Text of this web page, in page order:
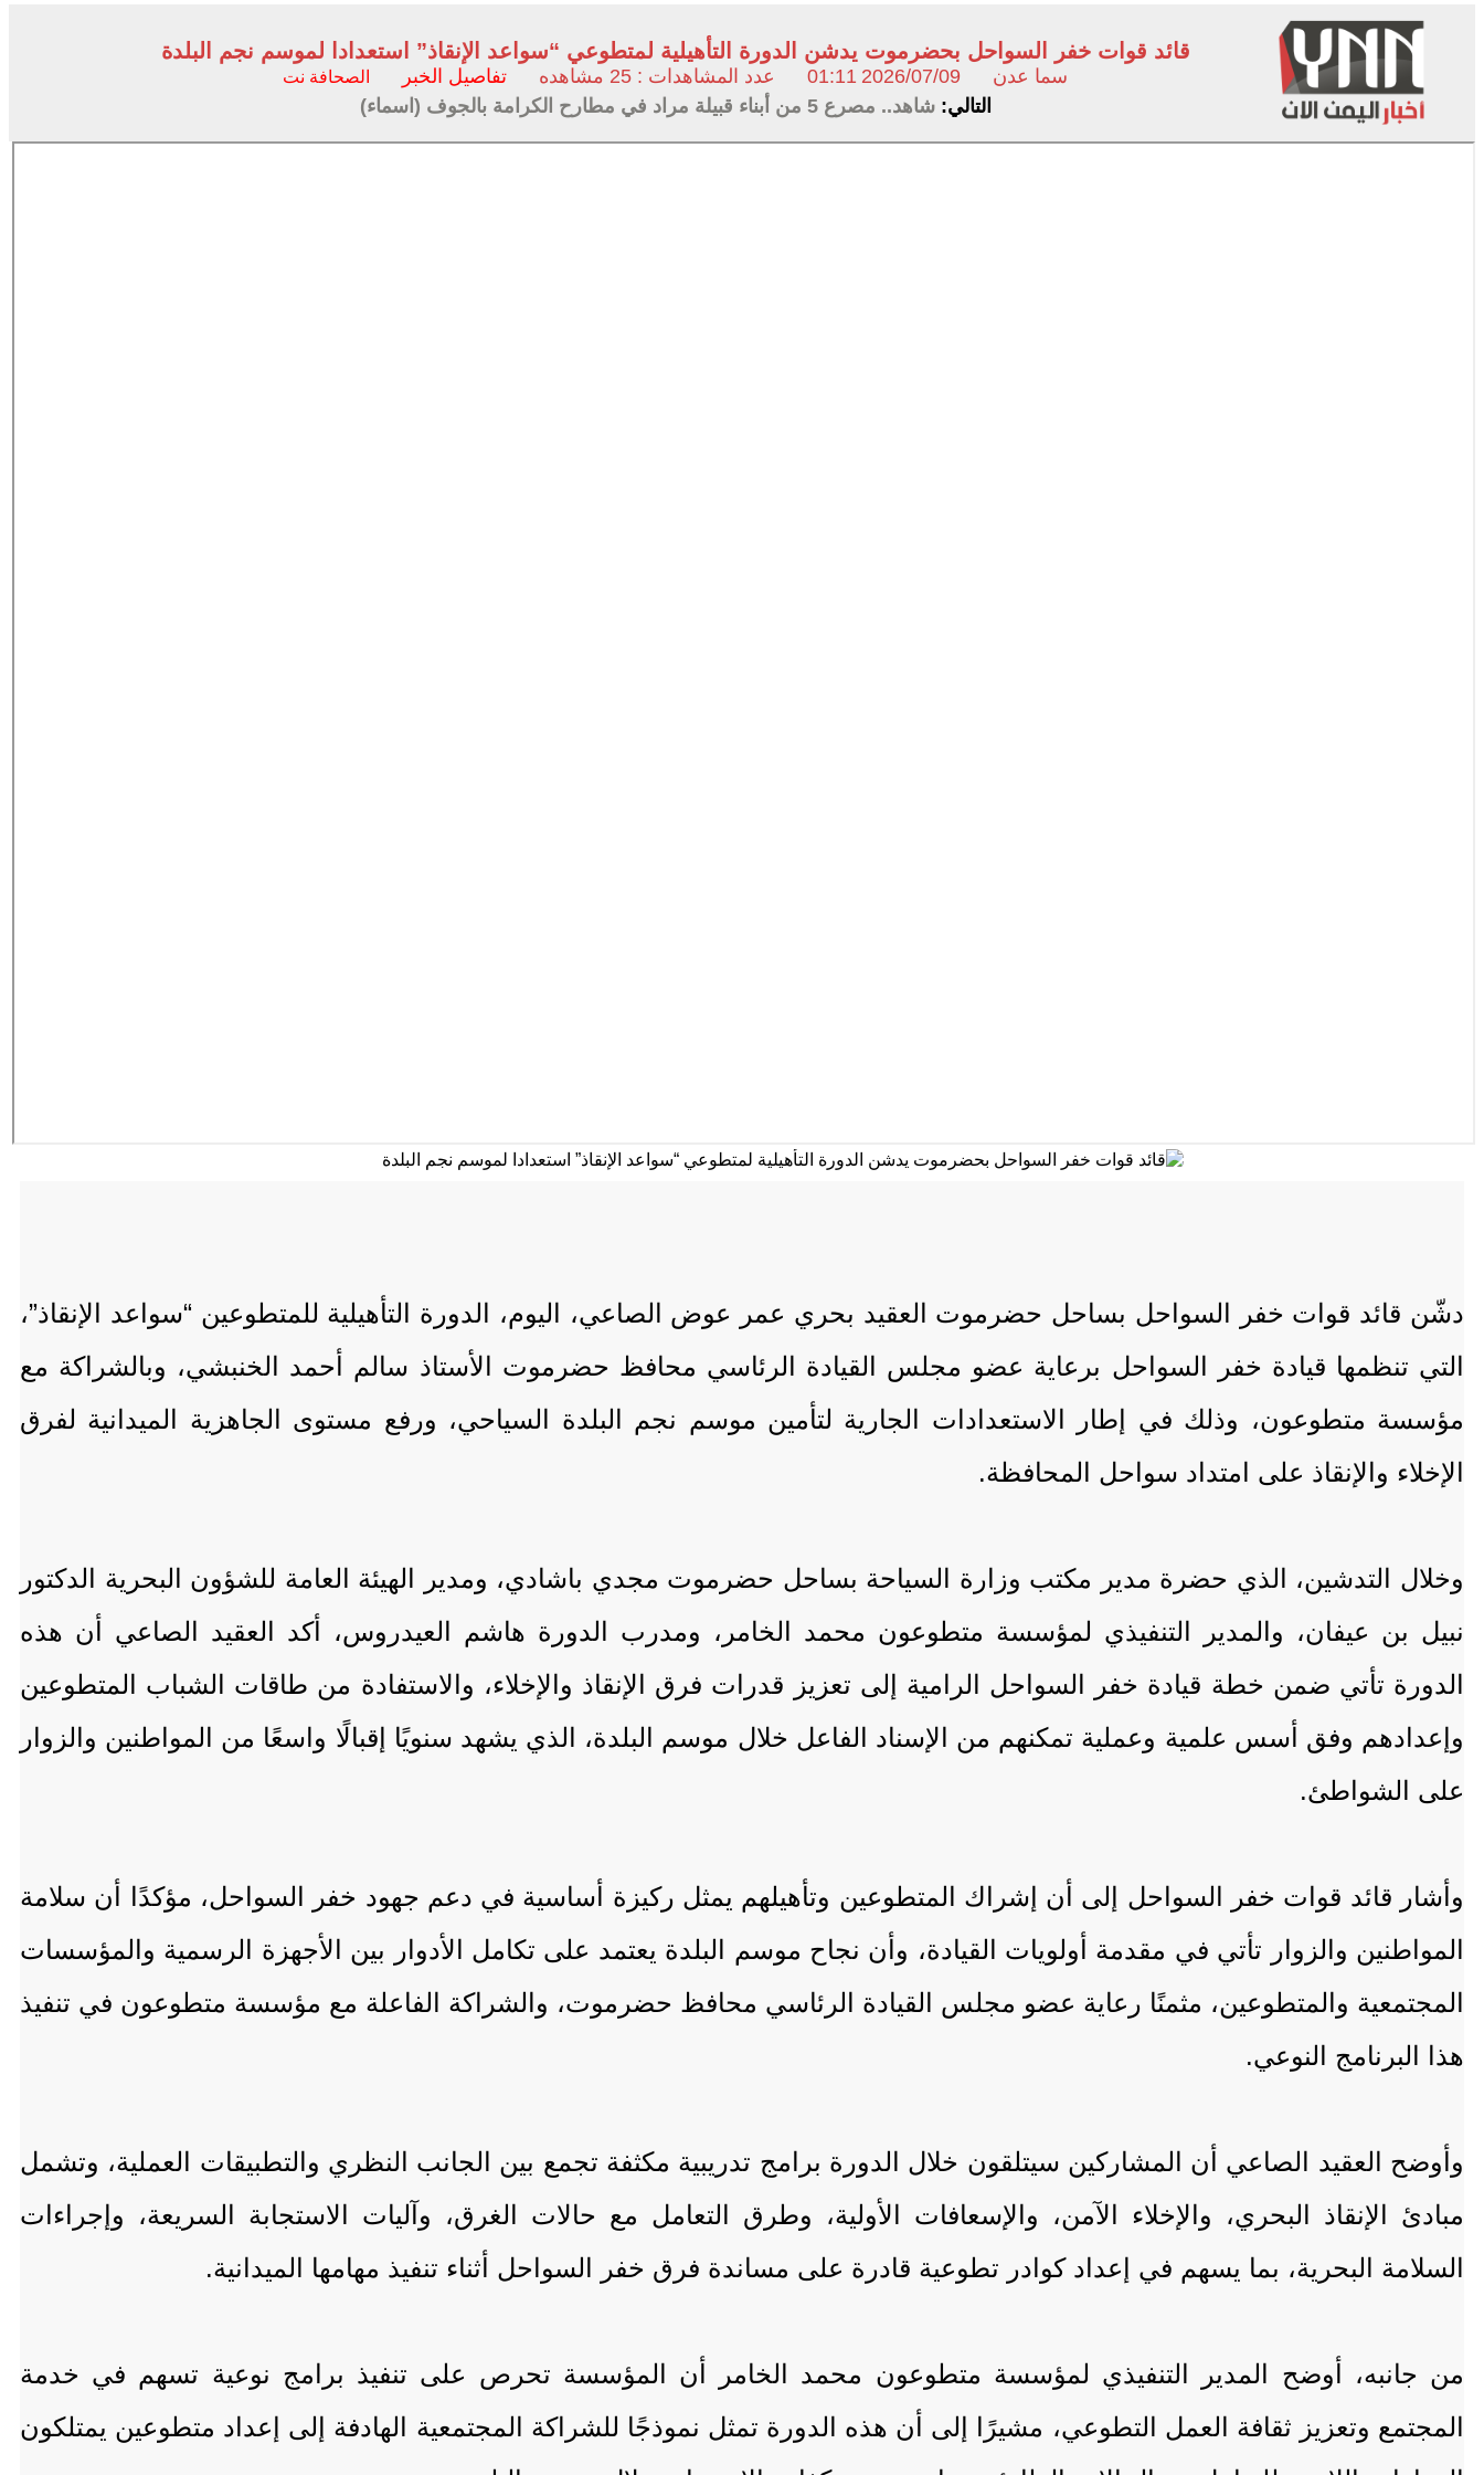
قائد قوات خفر السواحل بحضرموت يدشن الدورة التأهيلية لمتطوعي “سواعد الإنقاذ” استعدادا لموسم نجم البلدة
سما عدن 2026/07/09
01:11 عدد المشاهدات : 25 مشاهده تفاصيل الخبر الصحافة نت
التالي:شاهد.. مصرع 5 من أبناء قبيلة مراد في مطارح الكرامة بالجوف (اسماء)
دشّن قائد قوات خفر السواحل بساحل حضرموت العقيد بحري عمر عوض الصاعي، اليوم، الدورة التأهيلية للمتطوعين “سواعد الإنقاذ”،
التي تنظمها قيادة خفر السواحل برعاية عضو مجلس القيادة الرئاسي محافظ حضرموت الأستاذ سالم أحمد الخنبشي، وبالشراكة مع
مؤسسة متطوعون، وذلك في إطار الاستعدادات الجارية لتأمين موسم نجم البلدة السياحي، ورفع مستوى الجاهزية الميدانية لفرق
الإخلاء والإنقاذ على امتداد سواحل المحافظة.
وخلال التدشين، الذي حضرة مدير مكتب وزارة السياحة بساحل حضرموت مجدي باشادي، ومدير الهيئة العامة للشؤون البحرية الدكتور
نبيل بن عيفان، والمدير التنفيذي لمؤسسة متطوعون محمد الخامر، ومدرب الدورة هاشم العيدروس، أكد العقيد الصاعي أن هذه
الدورة تأتي ضمن خطة قيادة خفر السواحل الرامية إلى تعزيز قدرات فرق الإنقاذ والإخلاء، والاستفادة من طاقات الشباب المتطوعين
وإعدادهم وفق أسس علمية وعملية تمكنهم من الإسناد الفاعل خلال موسم البلدة، الذي يشهد سنويًا إقبالًا واسعًا من المواطنين والزوار
على الشواطئ.
وأشار قائد قوات خفر السواحل إلى أن إشراك المتطوعين وتأهيلهم يمثل ركيزة أساسية في دعم جهود خفر السواحل، مؤكدًا أن سلامة
المواطنين والزوار تأتي في مقدمة أولويات القيادة، وأن نجاح موسم البلدة يعتمد على تكامل الأدوار بين الأجهزة الرسمية والمؤسسات
المجتمعية والمتطوعين، مثمنًا رعاية عضو مجلس القيادة الرئاسي محافظ حضرموت، والشراكة الفاعلة مع مؤسسة متطوعون في تنفيذ
هذا البرنامج النوعي.
وأوضح العقيد الصاعي أن المشاركين سيتلقون خلال الدورة برامج تدريبية مكثفة تجمع بين الجانب النظري والتطبيقات العملية، وتشمل
مبادئ الإنقاذ البحري، والإخلاء الآمن، والإسعافات الأولية، وطرق التعامل مع حالات الغرق، وآليات الاستجابة السريعة، وإجراءات
السلامة البحرية، بما يسهم في إعداد كوادر تطوعية قادرة على مساندة فرق خفر السواحل أثناء تنفيذ مهامها الميدانية.
من جانبه، أوضح المدير التنفيذي لمؤسسة متطوعون محمد الخامر أن المؤسسة تحرص على تنفيذ برامج نوعية تسهم في خدمة
المجتمع وتعزيز ثقافة العمل التطوعي، مشيرًا إلى أن هذه الدورة تمثل نموذجًا للشراكة المجتمعية الهادفة إلى إعداد متطوعين يمتلكون